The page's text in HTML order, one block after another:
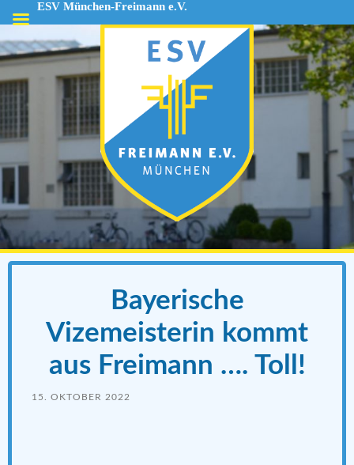
ESV
München-
Freimann
e.V.
Bayerische
Vizemeisterin kommt
aus Freimann …. Toll!
15. OKTOBER 2022
ESV München-Freimann e.V.